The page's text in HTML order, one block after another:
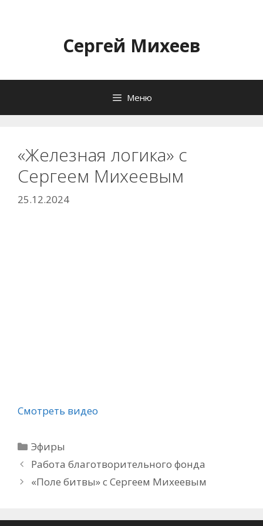
содержимомуСергей Михеев
Меню
«Железная логика» с
Сергеем Михеевым
25.12.2024
Смотреть видео
Рубрики
Эфиры
Работа благотворительного фонда
«Поле битвы» с Сергеем Михеевым